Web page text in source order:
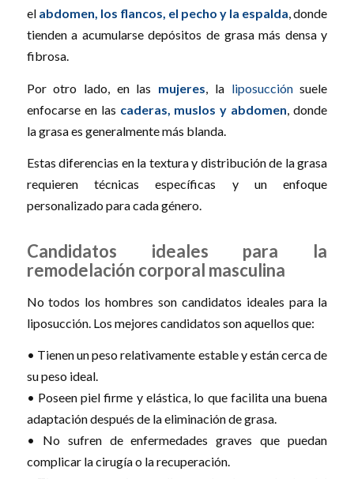
el abdomen, los flancos, el pecho y la espalda, donde
tienden a acumularse depósitos de grasa más densa y
fibrosa.
Por otro lado, en las mujeres , la liposucciónsuele
enfocarse en las caderas, muslos y abdomen , donde
la grasa es generalmente más blanda.
Estas diferencias en la textura y distribución de la grasa
requieren técnicas específicas y un enfoque
personalizado para cada género.
Candidatos ideales para la
remodelación corporal masculina
No todos los hombres son candidatos ideales para la
liposucción. Los mejores candidatos son aquellos que:
• Tienen un peso relativamente estable y están cerca de
su peso ideal.
• Poseen piel firme y elástica, lo que facilita una buena
adaptación después de la eliminación de grasa.
• No sufren de enfermedades graves que puedan
complicar la cirugía o la recuperación.